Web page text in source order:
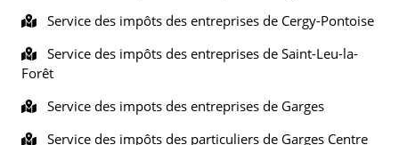
Service des impôts des entreprises de Cergy-Pontoise
Service des impôts des entreprises de Saint-Leu-la-
Forêt
Service des impots des entreprises de Garges
Service des impôts des particuliers de Garges Centre